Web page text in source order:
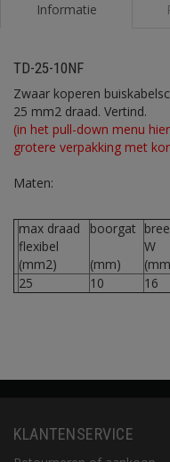
Informatie
TD-25-10NF
Zwaar koperen
25 mm2 draad. Vertind.
(in het pull-down menu
grotere verpakking met
Maten:
max draad
flexibel
(mm2)
boorgat
(mm)
W
25
10 16
KLANTENSERVICE